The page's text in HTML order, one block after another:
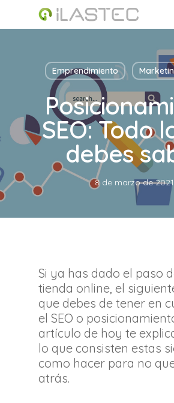
main
Emprendimiento
SEO: Todo
debes
8 de marzo de 2021
Si ya has dado el paso
tienda online, el
que debes de tener en
el SEO o
artículo de hoy te
lo que consisten estas
como hacer para no
atrás.